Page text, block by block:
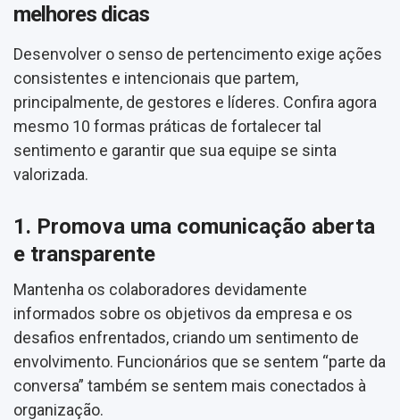
melhores dicas
Desenvolver o senso de pertencimento exige ações
consistentes e intencionais que partem,
principalmente, de gestores e líderes. Confira agora
mesmo 10 formas práticas de fortalecer tal
sentimento e garantir que sua equipe se sinta
valorizada.
1. Promova uma comunicação aberta
e transparente
Mantenha os colaboradores devidamente
informados sobre os objetivos da empresa e os
desafios enfrentados, criando um sentimento de
envolvimento. Funcionários que se sentem “parte da
conversa” também se sentem mais conectados à
organização.